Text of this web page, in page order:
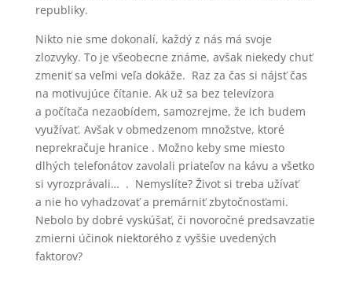
republiky.
Nikto nie sme dokonalí, každý z nás má svoje
zlozvyky. To je všeobecne známe, avšak niekedy chuť
zmeniť sa veľmi veľa dokáže. Raz za čas si nájsť čas
na motivujúce čítanie. Ak už sa bez televízora
a počítača nezaobídem, samozrejme, že ich budem
využívať. Avšak v obmedzenom množstve, ktoré
neprekračuje hranice . Možno keby sme miesto
dlhých telefonátov zavolali priateľov na kávu a všetko
si vyrozprávali… . Nemyslíte? Život si treba užívať
a nie ho vyhadzovať a premárniť zbytočnosťami.
Nebolo by dobré vyskúšať, či novoročné predsavzatie
zmierni účinok niektorého z vyššie uvedených
faktorov?